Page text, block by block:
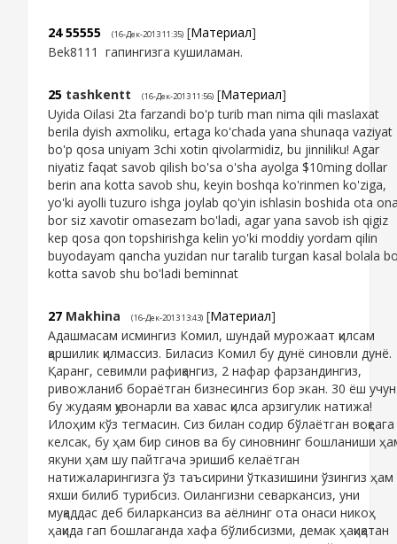
24 55555 (16-Дек-2013 11:35) [Материал]
Bek8111 гапингизга кушиламан.
25 tashkentt (16-Дек-2013 11:56) [Материал]
Uyida Oilasi 2ta farzandi bo'p turib man nima qili maslaxat
berila dyish axmoliku, ertaga ko'chada yana shunaqa vaziyat
bo'p qosa uniyam 3chi xotin qivolarmidiz, bu jinniliku! Agar
niyatiz faqat savob qilish bo'sa o'sha ayolga $10ming dollar
berin ana kotta savob shu, keyin boshqa ko'rinmen ko'ziga,
yo'ki ayolli tuzuro ishga joylab qo'yin ishlasin boshida ota
bor siz xavotir omasezam bo'ladi, agar yana savob ish qigiz
kep qosa qon topshirishga kelin yo'ki moddiy yordam qilin
buyodayam qancha yuzidan nur taralib turgan kasal bolala
kotta savob shu bo'ladi beminnat
27 Makhina (16-Дек-2013 13:43) [Материал]
Адашмасам исмингиз Комил, шундай мурожаат қилсам
қаршилик қилмассиз. Биласиз Комил бу дунё синовли дунё.
Қаранг, севимли рафиқангиз, 2 нафар фарзандингиз,
ривожланиб бораётган бизнесингиз бор экан. 30 ёш учун
бу жудаям қувонарли ва хавас қилса арзигулик натижа!
Илоҳим кўз тегмасин. Сиз билан содир бўлаётган воқеага
келсак, бу ҳам бир синов ва бу синовнинг бошланиши
якуни ҳам шу пайтгача эришиб келаётган
натижаларингизга ўз таъсирини ўтказишини ўзингиз ҳам
яхши билиб турибсиз. Оилангизни севаркансиз, уни
муқаддас деб биларкансиз ва аёлнинг ота онаси никоҳ
ҳақида гап бошлаганда хафа бўлибсизми, демак ҳақиқатан